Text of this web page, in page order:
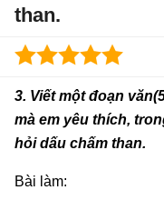
than.
3. Viết một đoạn
mà em yêu thích,
hỏi dấu chấm than.
Bài làm: